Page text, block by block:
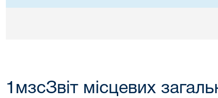
1мзсЗвіт місцевих